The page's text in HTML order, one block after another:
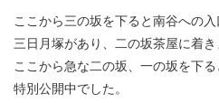
ここから三の坂を下ると南谷への
三日月塚があり、二の坂茶屋に着き
ここから急な二の坂、一の坂を下
特別公開中でした。